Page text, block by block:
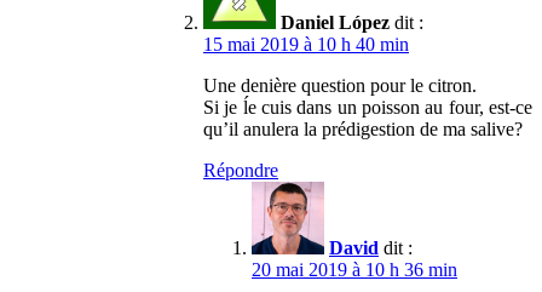
Daniel López dit :
15 mai 2019 à 10 h 40 min
Une denière question pour le citron.
Si je ĺe cuis dans un poisson au four, est-ce
qu’il anulera la prédigestion de ma salive?
Répondre
David dit :
20 mai 2019 à 10 h 36 min